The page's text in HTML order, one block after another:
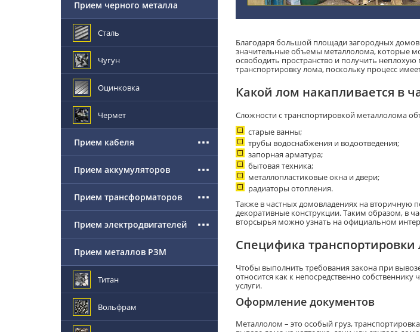
Благодаря большой площади загородных
значительные объемы металлолома, которые
освободить пространство и получить
транспортировку лома, поскольку процесс
Какой лом накапливается в
Сложности с транспортировкой металлолома
старые ванны;
трубы водоснабжения и водоотведения;
запорная арматура;
бытовая техника;
металлопластиковые окна и двери;
радиаторы отопления.
Также в частных домовладениях на вторичную
декоративные конструкции. Таким образом, в
вторсырья можно узнать на официальном
Специфика транспортировки
Чтобы выполнить требования закона при
относится как к непосредственно
услуги.
Оформление документов
Металлолом – это особый груз,
Прием черного металла
Сталь
Чугун
Оцинковка
Чермет
Прием кабеля
Прием аккумуляторов
Прием трансформаторов
Прием электродвигателей
Прием металлов РЗМ
Титан
Вольфрам